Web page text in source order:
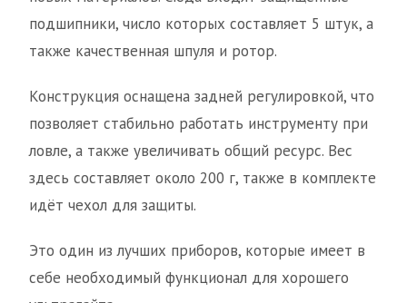
подшипники, число которых составляет 5 штук, а
также качественная шпуля и ротор.
Конструкция оснащена задней регулировкой, что
позволяет стабильно работать инструменту при
ловле, а также увеличивать общий ресурс. Вес
здесь составляет около 200 г, также в комплекте
идёт чехол для защиты.
Это один из лучших приборов, которые имеет в
себе необходимый функционал для хорошего